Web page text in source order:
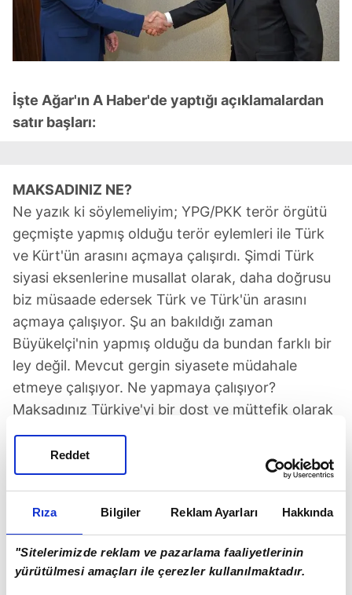
Rıza Bilgiler Reklam Ayarları Hakkında
"Sitelerimizde reklam ve pazarlama faaliyetlerinin
yürütülmesi amaçları ile çerezler kullanılmaktadır.
Reddet
İşte Ağar'ın A Haber'de yaptığı açıklamalardan
satır başları:
MAKSADINIZ NE?
Ne yazık ki söylemeliyim; YPG/PKK terör örgütü
geçmişte yapmış olduğu terör eylemleri ile Türk
ve Kürt'ün arasını açmaya çalışırdı. Şimdi Türk
siyasi eksenlerine musallat olarak, daha doğrusu
biz müsaade edersek Türk ve Türk'ün arasını
açmaya çalışıyor. Şu an bakıldığı zaman
Büyükelçi'nin yapmış olduğu da bundan farklı bir
ley değil. Mevcut gergin siyasete müdahale
etmeye çalışıyor. Ne yapmaya çalışıyor?
Maksadınız Türkiye'yi bir dost ve müttefik olarak
görmek mi yoksa Türkiye'yi güdülebilen bir proxy
devlet haline dönüştürmek mi?
Zaten gerilim bundan kaynaklanıyor. Türkiye'nin
Batı'dan kopmak gibi bir niyeti yok. Ne Millet
İttifakı'nda böyle bir yaklaşım var ne Cumhur
İttifakı'nda böyle bir yaklaşım var. Ama bu şekilde
Türkiye'nin onurlu bir işbirliği arayışı var.